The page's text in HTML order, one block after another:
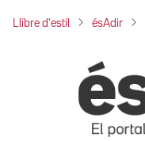
Llibre d'estil ésAdir